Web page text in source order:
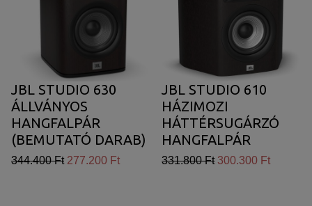
JBL STUDIO 630
ÁLLVÁNYOS
HANGFALPÁR
(BEMUTATÓ DARAB)
344.400 Ft 277.200 Ft
JBL STUDIO 610
HÁZIMOZI
HÁTTÉRSUGÁRZÓ
HANGFALPÁR
331.800 Ft 300.300 Ft